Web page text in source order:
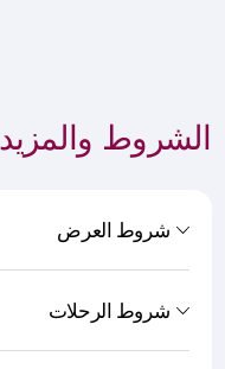
الشروط
شروط العرض
شروط الرحلات